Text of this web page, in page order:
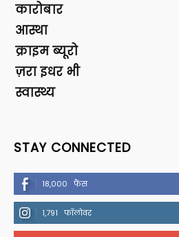
कारोबार
आस्था
क्राइम ब्यूरो
ज़रा इधर भी
स्वास्थ्य
STAY CONNECTED
18,000 फैंस
1,791 फॉलोवर